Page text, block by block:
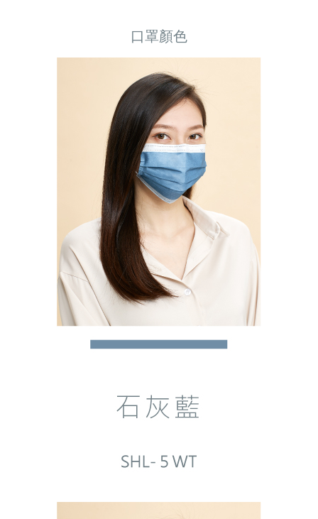
口罩顏色